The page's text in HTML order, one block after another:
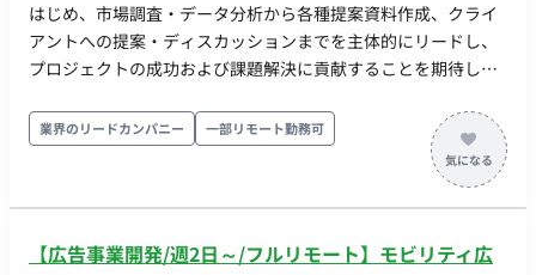
はじめ、市場調査・データ分析から各種提案資料作成、クライ
アントへの提案・ディスカッションまでを主体的にリードし、
プロジェクトの成功および課題解決に貢献することを期待して
画・立案】 ・クライアント課題に対する戦略全体の企画および
立案 【市場調査・データ分析および改善提案】 ・デスクリサー
チ、定性・定量調査、ソーシャルリスニング等を活用した各種
データ分析および改善提案の策定 【提案資料・レポート作成お
ポート作成 ・クライアントに対する提案・報告およびディスカ
業界のリードカンパニー 一部リモート勤務可
【広告事業開発/週2日～/フルリモート】モビリティ広